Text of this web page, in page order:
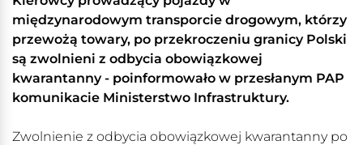
międzynarodowym transporcie drogowym, którzy
przewożą towary, po przekroczeniu granicy Polski
są zwolnieni z odbycia obowiązkowej
kwarantanny - poinformowało w przesłanym PAP
komunikacie Ministerstwo Infrastruktury.
Zwolnienie z odbycia obowiązkowej kwarantanny po